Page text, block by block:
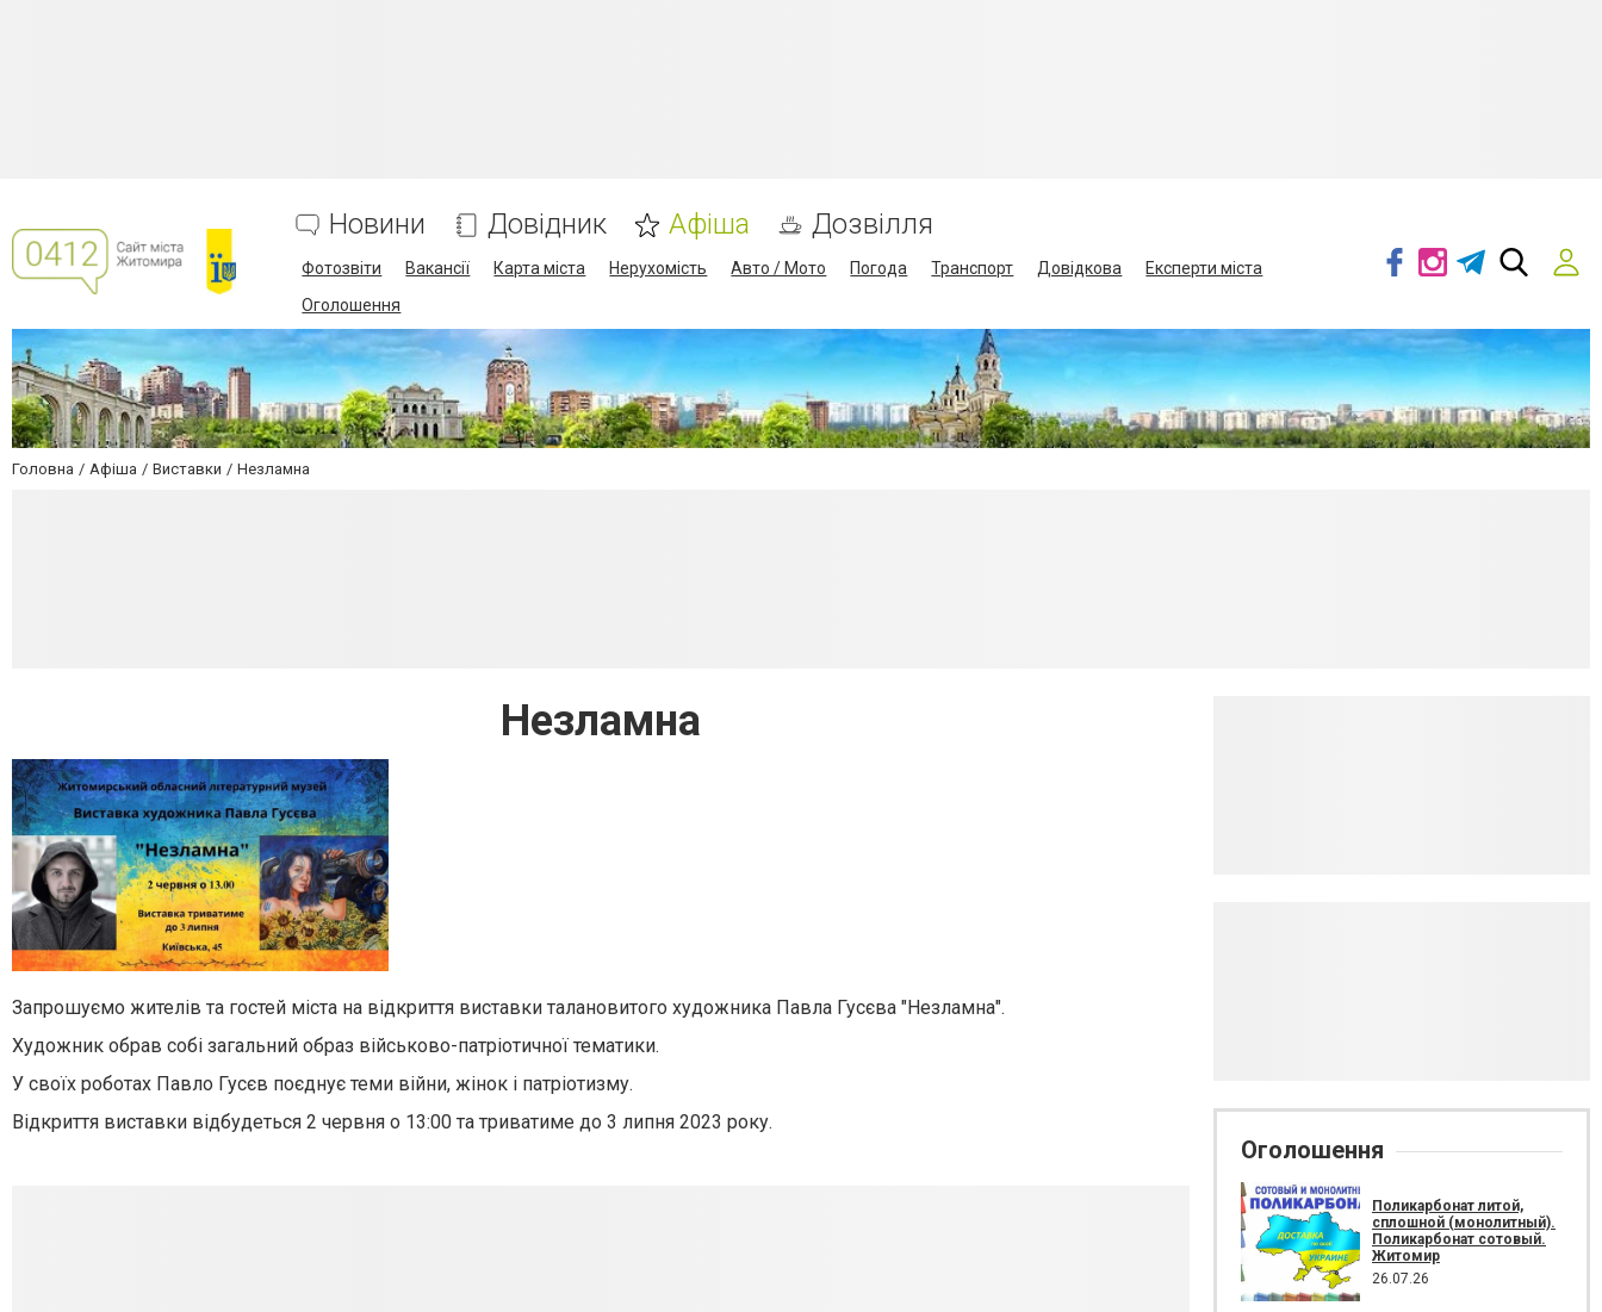
Новини Довідник Афіша Дозвілля
Фотозвіти Вакансії Карта міста Нерухомість Авто / Мото Погода Транспорт Довідкова
Експерти міста
Оголошення
Головна Афіша Виставки Незламна
Незламна
Запрошуємо жителів та гостей міста на відкриття виставки талановитого художника Павла Гусєва "Незламна".
Художник обрав собі загальний образ військово-патріотичної тематики.
У своїх роботах Павло Гусєв поєднує теми війни, жінок і патріотизму.
Відкриття виставки відбудеться 2 червня о 13:00 та триватиме до 3 липня 2023 року.
Оголошення
Поликарбонат литой,
сплошной (монолитный).
Поликарбонат сотовый.
Житомир
26.07.26